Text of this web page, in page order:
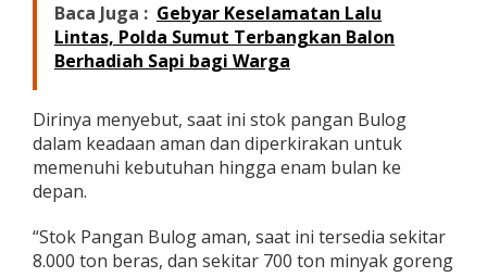
Baca Juga : Gebyar Keselamatan Lalu
Lintas, Polda Sumut Terbangkan Balon
Berhadiah Sapi bagi Warga
Dirinya menyebut, saat ini stok pangan Bulog
dalam keadaan aman dan diperkirakan untuk
memenuhi kebutuhan hingga enam bulan ke
depan.
“Stok Pangan Bulog aman, saat ini tersedia sekitar
8.000 ton beras, dan sekitar 700 ton minyak goreng